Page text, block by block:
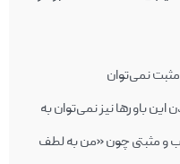
همان‌طور که بدون باورهای درست و مثبت نمی‌‎توان
اعتمادبه‌نفس داشت، بدون عملی‌کردن این باورها نیز نمی‌‎توان به
و مثبتی چون «من به لطف